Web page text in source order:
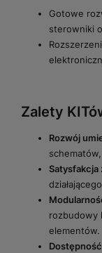
Gotowe
sterowniki
Zalety
Rozwój
Satysfakcja
rozbudowy
elementów.
Dostępność